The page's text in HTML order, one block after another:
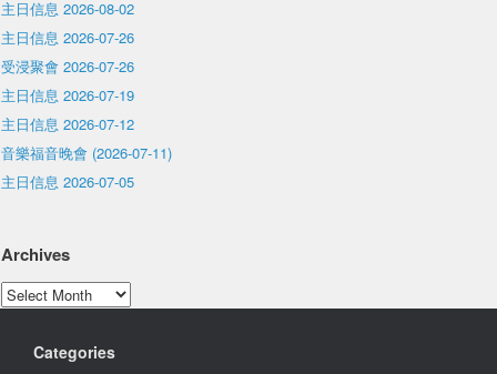
主日信息 2026-08-02
主日信息 2026-07-26
受浸聚會 2026-07-26
主日信息 2026-07-19
主日信息 2026-07-12
音樂福音晚會 (2026-07-11)
主日信息 2026-07-05
Archives
Archives
Categories